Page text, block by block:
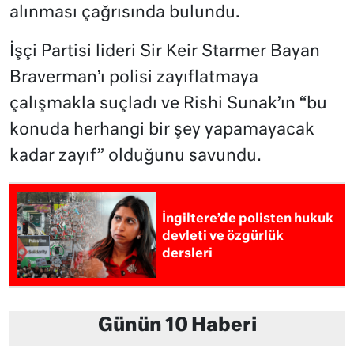
alınması çağrısında bulundu.
İşçi Partisi lideri Sir Keir Starmer Bayan
Braverman’ı polisi zayıflatmaya
çalışmakla suçladı ve Rishi Sunak’ın “bu
konuda herhangi bir şey yapamayacak
kadar zayıf” olduğunu savundu.
İngiltere’de polisten hukuk
devleti ve özgürlük
dersleri
Günün 10 Haberi